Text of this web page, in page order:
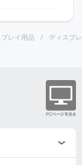
レイ用品 ディスプ